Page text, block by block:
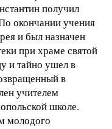
получил
окончании учения
и был назначен
при храме святой
и тайно ушел в
в
учителем
школе.
молодого